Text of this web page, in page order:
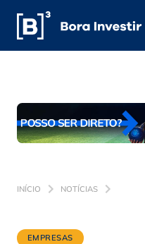
INÍCIO NOTÍCIAS
EMPRESAS